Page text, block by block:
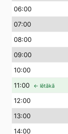
06:00
07:00
08:00
09:00
10:00
11:00 ← lētākā
12:00
13:00
14:00